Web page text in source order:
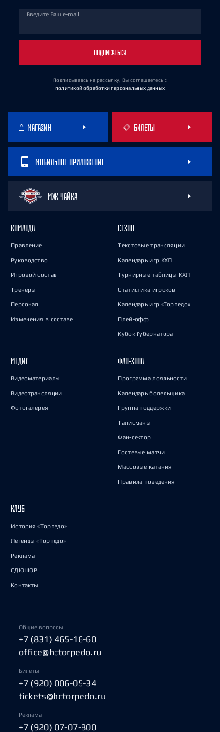
Введите Ваш e-mail
ПОДПИСАТЬСЯ
Подписываясь на рассылку, Вы соглашаетесь с
политикой обработки персональных данных
МАГАЗИН БИЛЕТЫ
МОБИЛЬНОЕ ПРИЛОЖЕНИЕ
МХК ЧАЙКА
КОМАНДА
Правление
Руководство
Игровой состав
Тренеры
Персонал
Изменения в составе
СЕЗОН
Текстовые трансляции
Календарь игр КХЛ
Турнирные таблицы КХЛ
Статистика игроков
Календарь игр «Торпедо»
Плей-офф
Кубок Губернатора
МЕДИА
Видеоматериалы
Видеотрансляции
Фотогалерея
ФАН-ЗОНА
Программа лояльности
Календарь болельщика
Группа поддержки
Талисманы
Фан-сектор
Гостевые матчи
Массовые катания
Правила поведения
КЛУБ
История «Торпедо»
Легенды «Торпедо»
Реклама
СДЮШОР
Контакты
Общие вопросы
+7 (831) 465-16-60
office@hctorpedo.ru
Билеты
+7 (920) 006-05-34
tickets@hctorpedo.ru
Реклама
+7 (920) 07-07-800